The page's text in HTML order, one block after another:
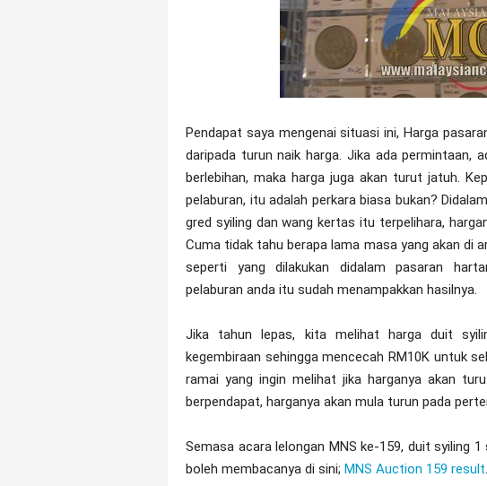
Pendapat saya mengenai situasi ini, Harga
daripada turun naik harga. Jika ada permintaan,
berlebihan, maka harga juga akan turut jatuh.
pelaburan, itu adalah perkara biasa bukan?
gred syiling dan wang kertas itu terpelihara,
Cuma tidak tahu berapa lama masa yang akan di
seperti yang dilakukan didalam pasaran
pelaburan anda itu sudah menampakkan hasilnya.
Jika tahun lepas, kita melihat harga duit
kegembiraan sehingga mencecah RM10K untuk
ramai yang ingin melihat jika harganya akan
berpendapat, harganya akan mula turun pada
Semasa acara lelongan MNS ke-159, duit syiling
boleh membacanya di sini; MNS Auction 159 result.